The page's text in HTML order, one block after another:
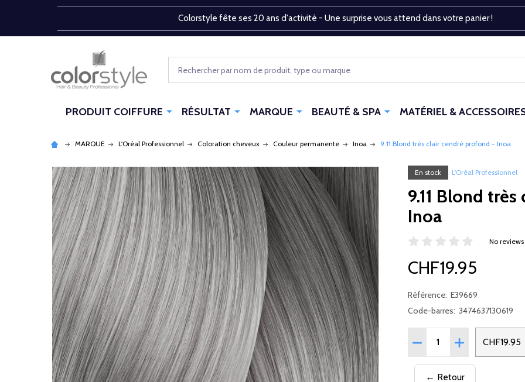
Colorstyle fête ses 20 ans d'activité - Une surprise vous attend dans votre panier !
PRODUIT COIFFURE RÉSULTAT MARQUE BEAUTÉ & SPA MATÉRIEL &
MARQUE L'Oréal Professionnel Coloration cheveux Couleur permanente Inoa 9.11 Blond très clair cendré profond - Inoa
En stock L'Oréal Professionnel
9.11 Blond
Inoa
No
CHF19.95
Référence: E39669
Code-barres: 3474637130619
Quantité: CHF19.95
← Retour